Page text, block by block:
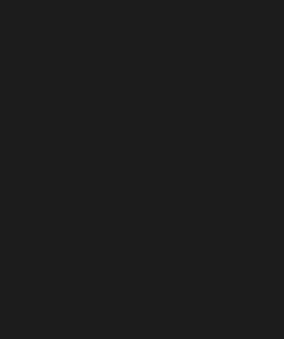
|---5-5---5----------------|
|---7-7---7----------------|
|--------------------------|
|--------------------------|
|--------------------------|
|--------------------------|
1   2   3   4   5   6
junto a ella
mejora